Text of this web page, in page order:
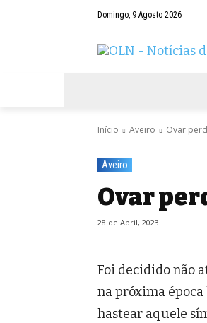
Domingo, 9 Agosto 2026
Início Aveiro Ovar
Aveiro
Ovar
28 de Abril, 2023
Foi decidido não
na próxima época
hastear aquele